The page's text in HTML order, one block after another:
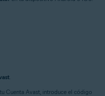
Cuenta Avast, introduce el código